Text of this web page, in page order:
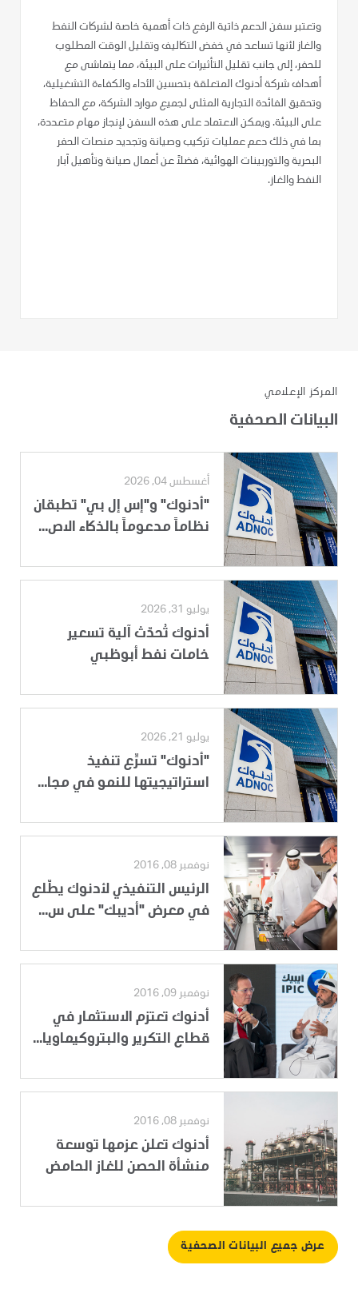
وتعتبر سفن الدعم ذاتية الرفع ذات أهمية خاصة لشركات النفط
والغاز لأنها تساعد في خفض التكاليف وتقليل الوقت المطلوب
للحفر، إلى جانب تقليل التأثيرات على البيئة، مما يتماشى مع
أهداف شركة أدنوك المتعلقة بتحسين الأداء والكفاءة التشغيلية،
وتحقيق الفائدة التجارية المثلى لجميع موارد الشركة، مع الحفاظ
على البيئة. ويمكن الاعتماد على هذه السفن لإنجاز مهام متعددة،
بما في ذلك دعم عمليات تركيب وصيانة وتجديد منصات الحفر
البحرية والتوربينات الهوائية، فضلاً عن أعمال صيانة وتأهيل آبار
النفط والغاز.
المركز الإعلامي
البيانات الصحفية
أغسطس 04, 2026
"أدنوك" و"إس إل بي" تطبقان
نظاماً مدعوماً بالذكاء الاص...
يوليو 31, 2026
أدنوك تُحدّث آلية تسعير
خامات نفط أبوظبي
يوليو 21, 2026
"أدنوك" تسرِّع تنفيذ
استراتيجيتها للنمو في مجا...
نوفمبر 08, 2016
الرئيس التنفيذي لأدنوك يطّلع
في معرض "أديبك" على س...
نوفمبر 09, 2016
أدنوك تعتزم الاستثمار في
قطاع التكرير والبتروكيماويا...
نوفمبر 08, 2016
أدنوك تعلن عزمها توسعة
منشأة الحصن للغاز الحامض
عرض جميع البيانات الصحفية